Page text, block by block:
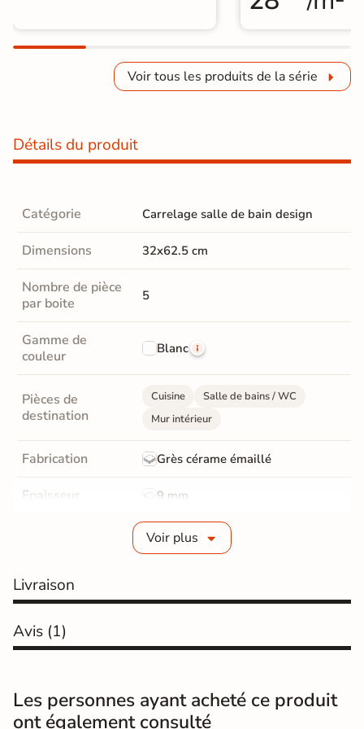
Voir tous les produits de la série
Détails du produit
Catégorie Carrelage salle de bain design
Dimensions 32x62.5 cm
Nombre de pièce
par boite
5
Gamme de
couleur
Blanc
Pièces de
destination
Cuisine
Salle de bains / WC
Mur intérieur
Fabrication Grès cérame émaillé
Epaisseur 9 mm
Non-rectifié
Surface Structurée
Résistant au Gel
Conditionnement Boite
Voir plus
Livraison
Avis (1)
Les personnes ayant acheté ce produit
ont également consulté